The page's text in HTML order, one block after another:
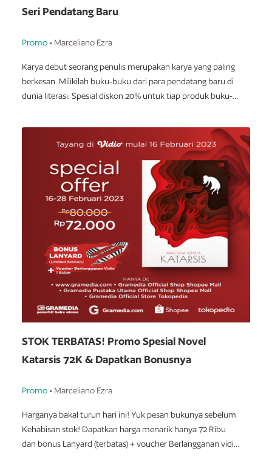
Seri Pendatang Baru
Promo • Marceliano Ezra
Karya debut seorang penulis merupakan karya yang paling
berkesan. Milikilah buku-buku dari para pendatang baru di
dunia literasi. Spesial diskon 20% untuk tiap produk buku-
STOK TERBATAS! Promo Spesial Novel
Katarsis 72K & Dapatkan Bonusnya
Promo • Marceliano Ezra
Harganya bakal turun hari ini! Yuk pesan bukunya sebelum
Kehabisan stok! Dapatkan harga menarik hanya 72 Ribu
dan bonus Lanyard (terbatas) + voucher Berlangganan vidio